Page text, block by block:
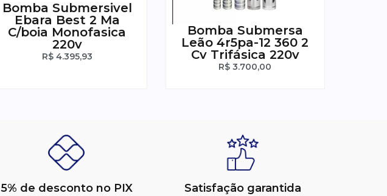
Bomba Submersivel
Ebara Best 2 Ma
C/boia Monofasica
220v
R$4.395,93
Bomba Submersa
Leão 4r5pa-12 360 2
Cv Trifásica 220v
R$ 3.700,00
5% de desconto no PIX Satisfação garantida